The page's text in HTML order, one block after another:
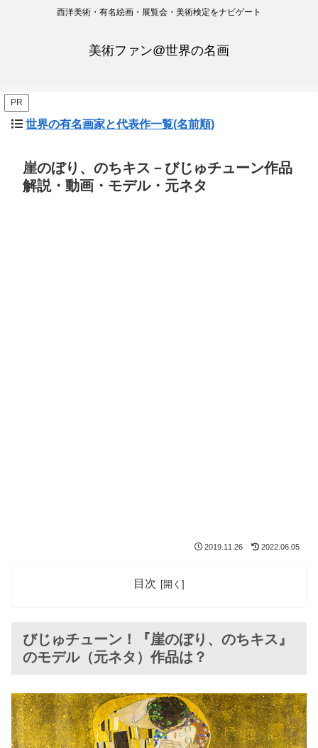
西洋美術・有名絵画・展覧会・美術検定をナビゲート
美術ファン@世界の名画
PR
世界の有名画家と代表作一覧(名前順)
崖のぼり、のちキス－びじゅチューン作品
解説・動画・モデル・元ネタ
2019.11.26 2022.06.05
目次
びじゅチューン！『崖のぼり、のちキス』
のモデル（元ネタ）作品は？